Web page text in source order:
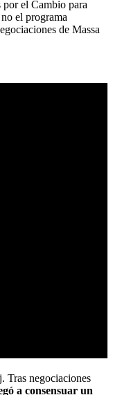
por el Cambio para
el programa
de Massa
Tras negociaciones
a consensuar un